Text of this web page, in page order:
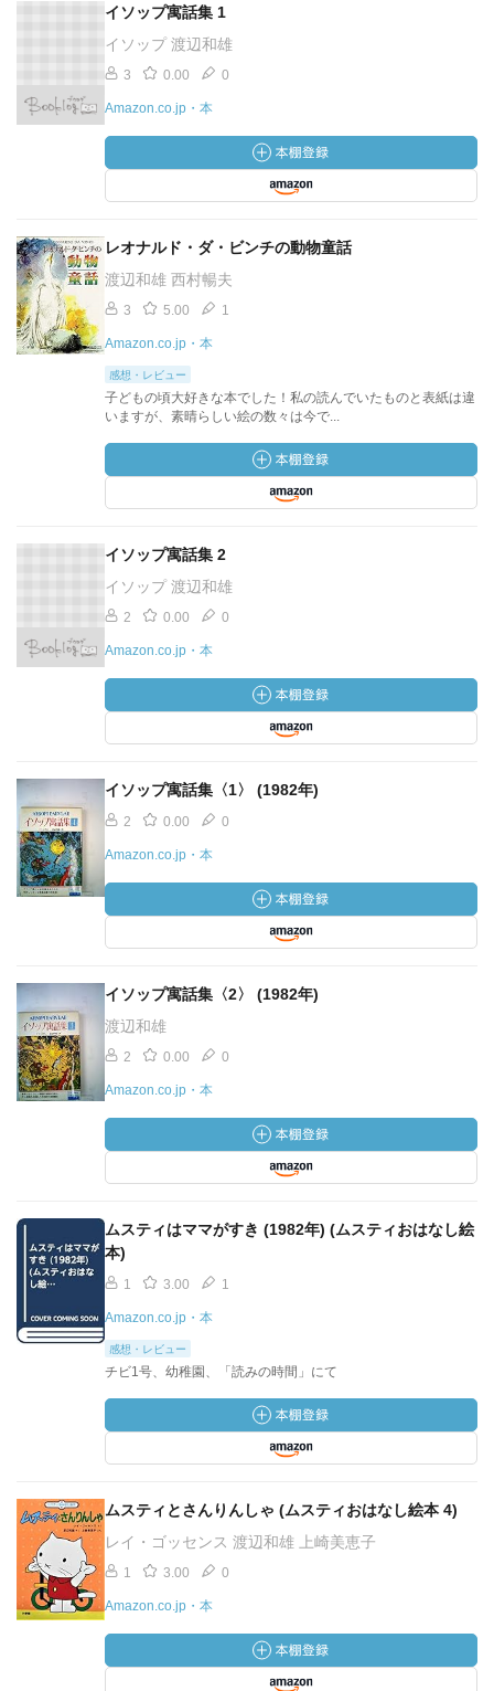
イソップ寓話集 1
イソップ 渡辺和雄
3 0.00 0
Amazon.co.jp・本
レオナルド・ダ・ビンチの動物童話
渡辺和雄 西村暢夫
3 5.00 1
Amazon.co.jp・本
感想・レビュー
子どもの頃大好きな本でした！私の読んでいたものと表紙は違
いますが、素晴らしい絵の数々は今で...
イソップ寓話集 2
イソップ 渡辺和雄
2 0.00 0
Amazon.co.jp・本
イソップ寓話集〈1〉 (1982年)
2 0.00 0
Amazon.co.jp・本
イソップ寓話集〈2〉 (1982年)
渡辺和雄
2 0.00 0
Amazon.co.jp・本
ムスティはママがすき (1982年) (ムスティおはなし絵
本)
1 3.00 1
Amazon.co.jp・本
感想・レビュー
チビ1号、幼稚園、「読みの時間」にて
ムスティとさんりんしゃ (ムスティおはなし絵本 4)
レイ・ゴッセンス 渡辺和雄 上崎美恵子
1 3.00 0
Amazon.co.jp・本